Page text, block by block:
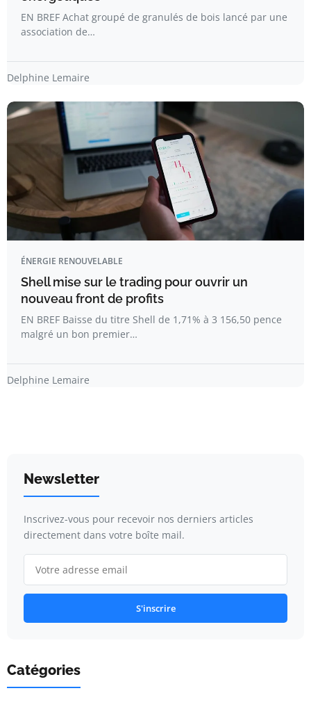
EN BREF Achat groupé de granulés de bois lancé par une
association de…
Delphine Lemaire
ÉNERGIE RENOUVELABLE
Shell mise sur le trading pour ouvrir un
nouveau front de profits
EN BREF Baisse du titre Shell de 1,71% à 3 156,50 pence
malgré un bon premier…
Delphine Lemaire
Newsletter
Inscrivez-vous pour recevoir nos derniers articles
directement dans votre boîte mail.
S'inscrire
Catégories